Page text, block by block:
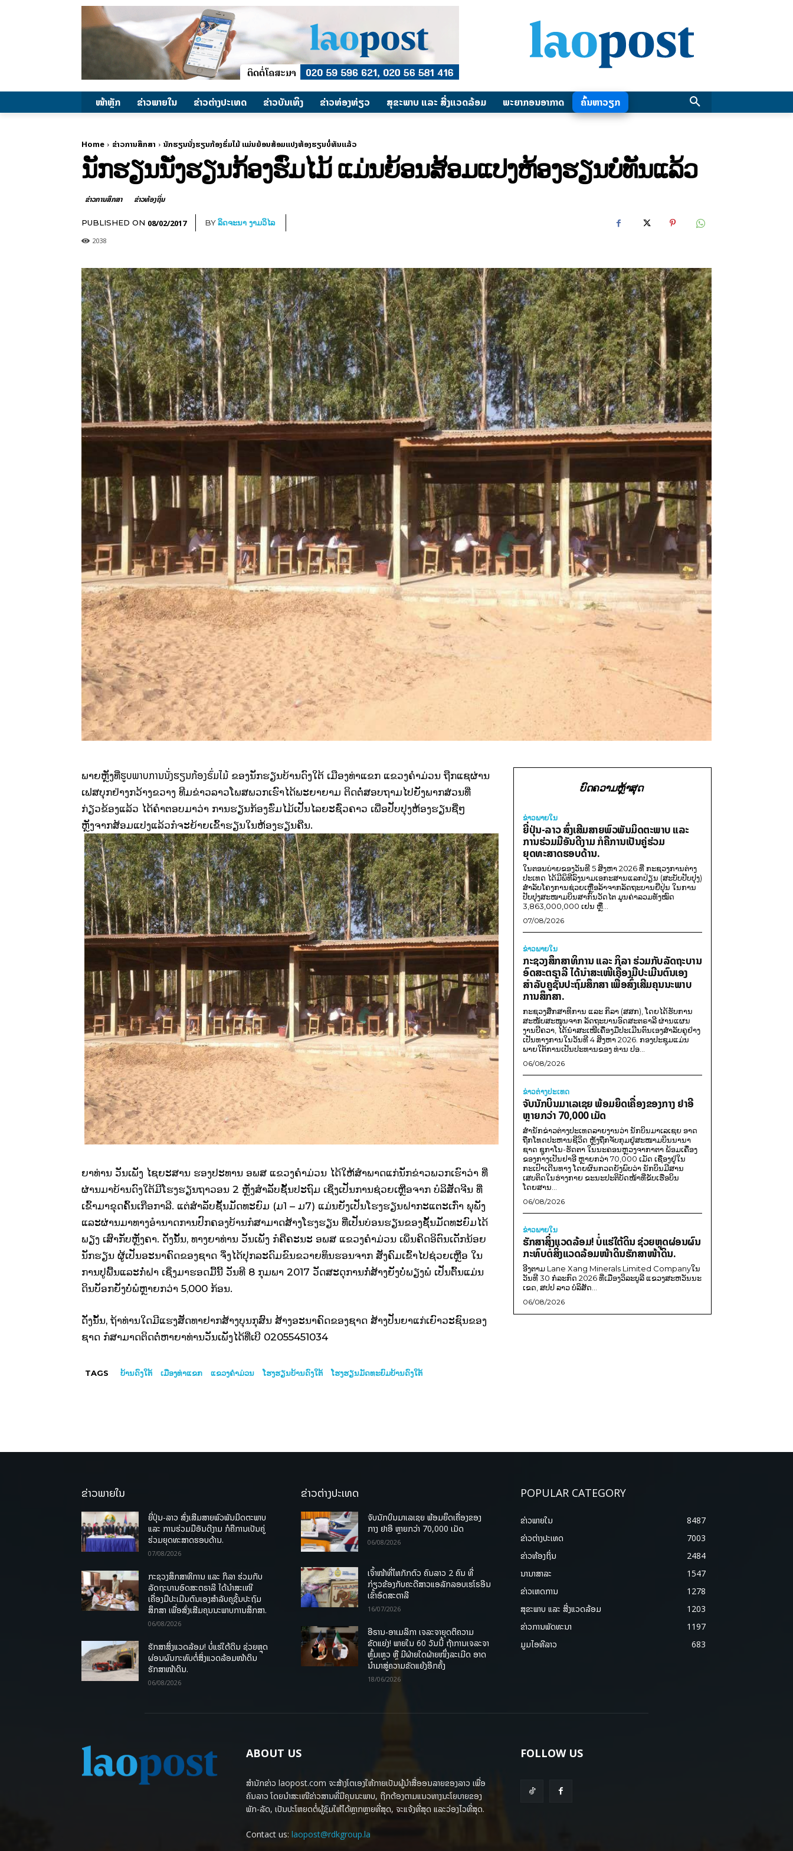
ໜ້າຫຼັກ ຂ່າວພາຍ​ໃນ ຂ່າວຕ່າງປະເທດ ​ຂ່າວບັນເທິງ ​ຂ່າວທ່ອງທ່ຽວ ສຸຂະພາບ ແລະ ສີ່ງແວດລ້ອມ ພະຍາກອນອາກາດ ຄົ້ນຫາວຽກ
Home ຂ່າວການສຶກສາ ນັກຮຽນນັ່ງຮຽນກ້ອງຮົ່ມໄມ້ ແມ່ນຍ້ອນສ້ອມແປງຫ້ອງຮຽນບໍ່ທັນແລ້ວ
ນັກຮຽນນັ່ງຮຽນກ້ອງຮົ່ມໄມ້ ແມ່ນຍ້ອນສ້ອມແປງຫ້ອງຮຽນບໍ່ທັນແລ້ວ
ຂ່າວການສຶກສາ ຂ່າວທ້ອງຖິ່ນ
PUBLISHED ON 08/02/2017 BYລິດຈະນາ ງາມວິໄລ
2038
ພາຍຫຼັງທີ່ຮູບພາບການນັ່ງຮຽນກ້ອງຮົ່ມໄມ້ ຂອງນັກຮຽນບ້ານດົງໃຕ້ ເມືອງທ່າແຂກ ແຂວງຄຳມ່ວນ ຖືກແຊຜ່ານ
ເຟສບຸກຢ່າງກວ້າງຂວາງ ທີມຂ່າວລາວໂພສພວກເຮົາໄດ້ພະຍາຍາມ ຕິດຕໍ່ສອບຖາມໄປຍັງພາກສ່ວນທີ່
ກ່ຽວຂ້ອງແລ້ວ ໄດ້ຄຳຕອບມາວ່າ ການຮຽນກ້ອງຮົ່ມໄມ້ເປັນໄລຍະຊົ່ວຄາວ ເພື່ອປັບປຸງຫ້ອງຮຽນຊື່ໆ
ຫຼັງຈາກສ້ອມແປງແລ້ວກໍຈະຍ້າຍເຂົ້າຮຽນໃນຫ້ອງຮຽນຄືນ.
ຍາທ່ານ ວັນເພັງ ໄຊຍະສານ ຮອງປະທານ ອພສ ແຂວງຄຳມ່ວນ ໄດ້ໃຫ້ສຳພາດແກ່ນັກຂ່າວພວກເຮົາວ່າ ທີ່
ຜ່ານມາບ້ານດົງໃຕ້ມີໂຮງຮຽນຖາວອນ 2 ຫຼັງສຳລັບຊັ້ນປະຖົມ ເຊິ່ງເປັນການຊ່ວຍເຫຼືອຈາກ ບໍລິສັດຈີນ ທີ່
ເຂົ້າມາຂຸດຄົ້ນເກືອກາລີ. ແຕ່ສຳລັບຊັ້ນມັດທະຍົມ (ມ1 – ມ7) ແມ່ນຍັງເປັນໂຮງຮຽນຝາກະແຕະເກົ່າ ພຸພັງ
ແລະຜ່ານມາທາງອຳນາດການປົກຄອງບ້ານກໍສາມາດສ້າງໂຮງຮຽນ ທີ່ເປັນບ່ອນຮຽນຂອງຊັ້ນມັດທະຍົມໄດ້
ພຽງ ເສົາກັບຫຼັງຄາ. ດັ່ງນັ້ນ, ທາງຍາທ່ານ ວັນເພັງ ກໍຄືຄະນະ ອພສ ແຂວງຄຳມ່ວນ ເພິ່ນຄິດອິຕົນເດັກນ້ອຍ
ນັກຮຽນ ຜູ້ເປັນອະນາຄົດຂອງຊາດ ຈຶ່ງໄດ້ປຸກລະດົມຂົນຂວາຍທຶນຮອນຈາກ ສັງຄົມເຂົ້າໄປຊ່ວຍເຫຼືອ ໃນ
ການປູພື້ນແລະກໍ່ຝາ ເຊິ່ງມາຮອດມື້ນີ້ ວັນທີ 8 ກຸມພາ 2017 ວັດສະດຸການກໍ່ສ້າງຍັງບໍ່ພຽງພໍ ເປັນຕົ້ນແມ່ນ
ດິນບັອກຍັງບໍ່ພໍຫຼາຍກວ່າ 5,000 ກ້ອນ.
ດັ່ງນັ້ນ, ຖ້າທ່ານໃດມີແຮງສັດທາຢາກສ້າງບຸນກຸສົນ ສ້າງອະນາຄົດຂອງຊາດ ສ້າງປັນຍາແກ່ເຍົາວະຊົນຂອງ
ຊາດ ກໍສາມາດຕິດຕໍ່ຫາຍາທ່ານວັນເພັງໄດ້ທີ່ເບີ 02055451034
TAGS ບ້ານດົງໃຕ້ ເມືອງທ່າແຂກ ແຂວງຄຳມ່ວນ ໂຮງຮຽນບ້ານດົງໃຕ້ ໂຮງຮຽນມັດທະຍົມບ້ານດົງໃຕ້
ບົດຄວາມຫຼ້າສຸດ
ຂ່າວພາຍ​ໃນ
ຍີ່ປຸ່ນ-ລາວ ສົ່ງເສີມສາຍພົວພັນມິດຕະພາບ ແລະ
ການຮ່ວມມືອັນດີງາມ ກໍຄືການເປັນຄູ່ຮ່ວມ
ຍຸດທະສາດຮອບດ້ານ.
ໃນຕອນບ່າຍຂອງວັນທີ 5 ສິງຫາ 2026 ທີ່ ກະຊວງການຕ່າງ
ປະເທດ ໄດ້ມີພິທີລົງນາມເອກະສານແລກປ່ຽນ (ສະບັບປັບປຸງ)
ສໍາລັບໂຄງການຊ່ວຍເຫຼືອລ້າຈາກລັດຖະບານຍີ່ປຸ່ນ ໃນການ
ປັບປຸງສະໜາມບິນສາກົນວັດໄຕ ມູນຄ່າລວມທັງໝົດ
3,863,000,000 ເຢນ ຫຼື...
07/08/2026
ຂ່າວພາຍ​ໃນ
ກະຊວງສຶກສາທິການ ແລະ ກິລາ ຮ່ວມກັບລັດຖະບານ
ອົດສະຕຣາລີ ໄດ້ນຳສະເໜີເຄື່ອງມືປະເມີນຕົນເອງ
ສຳລັບຄູຊັ້ນປະຖົມສຶກສາ ເພື່ອສົ່ງເສີມຄຸນນະພາບ
ການສຶກສາ.
ກະຊວງສຶກສາທິການ ແລະ ກິລາ (ສສກ), ໂດຍໄດ້ຮັບການ
ສະໜັບສະໜູນຈາກ ລັດຖະບານອົດສະຕຣາລີ ຜ່ານແຜນ
ງານບີຄວາ, ໄດ້ນຳສະເໜີເຄື່ອງມືປະເມີນຕົນເອງສຳລັບຄູຢ່າງ
ເປັນທາງການໃນວັນທີ 4 ສິງຫາ 2026. ກອງປະຊຸມແມ່ນ
ພາຍໃຕ້ການເປັນປະທານຂອງ ທ່ານ ປອ...
06/08/2026
ຂ່າວຕ່າງປະເທດ
ຈັບນັກບິນມາເລເຊຍ ພ້ອມຍຶດເຄື່ອງຂອງກາງ ຢາອີ
ຫຼາຍກວ່າ 70,000 ເມັດ
ສຳນັກຂ່າວຕ່າງປະເທດລາຍງານວ່າ ນັກບິນມາເລເຊຍ ອາດ
ຖືກໂທດປະຫານຊີວິດ ຫຼັງຖືກຈັບກຸມຢູ່ສະໜາມບິນນານາ
ຊາດ ຊູກາໂນ-ຮັດຕາ ໃນນະຄອນຫຼວງຈາກາຕາ ພ້ອມເຄື່ອງ
ຂອງກາງເປັນຢາອີ ຫຼາຍກວ່າ 70,000 ເມັດ ເຊື່ອງຢູ່ໃນ
ກະເປົາເດີນທາງ ໂດຍຜົນກວດຍັງພົບວ່າ ນັກບິນມີສານ
ເສບຕິດໃນຮ່າງກາຍ ຂະນະປະຕິບັດໜ້າທີ່ຂັບເຮືອບິນ
ໂດຍສານ...
06/08/2026
ຂ່າວພາຍ​ໃນ
ຮັກສາສິ່ງແວດລ້ອມ! ບໍ່ແຮ່ໃຕ້ດິນ ຊ່ວຍຫຼຸດຜ່ອນຜົນ
ກະທົບຕໍ່ສິ່ງແວດລ້ອມໜ້າດິນຮັກສາໜ້າດິນ.
ອີງຕາມ Lane Xang Minerals Limited Companyໃນ
ວັນທີ 30 ກໍລະກົດ 2026 ທີ່ເມືອງວິລະບູລີ ແຂວງສະຫວັນນະ
ເຂດ, ສປປ ລາວ ບໍລິສັດ...
06/08/2026
ຂ່າວພາຍໃນ
ຍີ່ປຸ່ນ-ລາວ ສົ່ງເສີມສາຍພົວພັນມິດຕະພາບ
ແລະ ການຮ່ວມມືອັນດີງາມ ກໍຄືການເປັນຄູ່
ຮ່ວມຍຸດທະສາດຮອບດ້ານ.
07/08/2026
ກະຊວງສຶກສາທິການ ແລະ ກິລາ ຮ່ວມກັບ
ລັດຖະບານອົດສະຕຣາລີ ໄດ້ນຳສະເໜີ
ເຄື່ອງມືປະເມີນຕົນເອງສຳລັບຄູຊັ້ນປະຖົມ
ສຶກສາ ເພື່ອສົ່ງເສີມຄຸນນະພາບການສຶກສາ.
06/08/2026
ຮັກສາສິ່ງແວດລ້ອມ! ບໍ່ແຮ່ໃຕ້ດິນ ຊ່ວຍຫຼຸດ
ຜ່ອນຜົນກະທົບຕໍ່ສິ່ງແວດລ້ອມໜ້າດິນ
ຮັກສາໜ້າດິນ.
06/08/2026
ຂ່າວຕ່າງປະເທດ
ຈັບນັກບິນມາເລເຊຍ ພ້ອມຍຶດເຄື່ອງຂອງ
ກາງ ຢາອີ ຫຼາຍກວ່າ 70,000 ເມັດ
06/08/2026
ເຈົ້າໜ້າທີ່ໄທກັກຕົວ ຄົນລາວ 2 ຄົນ ທີ່
ກ່ຽວຂ້ອງກັບຄະດີສາວແອລັກລອບເຮໂຣອີນ
ເຂົ້າອົດສະຕາລີ
16/07/2026
ອີຣານ-ອາເມລິກາ ເຈລະຈາຍຸດຕິຄວາມ
ຂັດແຍ່ງ! ພາຍໃນ 60 ວັນນີ້ ຖ້າການເຈລະຈາ
ຫຼົ້ມເຫຼວ ຫຼື ມີຝ່າຍໃດຝ່າຍໜຶ່ງລະເມີດ ອາດ
ນໍາມາສູ່ຄວາມຂັດແຍ້ງອີກຄັ້ງ
18/06/2026
POPULAR CATEGORY
ຂ່າວພາຍ​ໃນ
8487
ຂ່າວຕ່າງປະເທດ
7003
ຂ່າວທ້ອງຖິ່ນ
2484
ນານາສາລະ
1547
ຂ່າວເຫດການ
1278
ສຸຂະພາບ ແລະ ສີ່ງແວດລ້ອມ
1203
ຂ່າວການພັດທະນາ
1197
ມູມໄອທີລາວ
683
ABOUT US
ສຳນັກຂ່າວ laopost.com ຈະສ້າງໂຕເອງໃຫ້ກາຍເປັນຜູ້ນຳສື່ອອນລາຍຂອງລາວ ເພື່ອ
ຄົນລາວ ໂດຍນຳສະເໜີຂ່າວສານທີ່ມີຄຸນນະພາບ, ຖືກຕ້ອງຕາມແນວທາງນະໂຍບາຍຂອງ
ພັກ-ລັດ, ເປັນປະໂຫຍດຕໍ່ຜູ້ຊົມໃຫ້ໄດ້ຫຼາກຫຼາຍທີ່ສຸດ, ຈະແຈ້ງທີ່ສຸດ ແລະວ່ອງໄວທີ່ສຸດ.
Contact us: laopost@rdkgroup.la
FOLLOW US